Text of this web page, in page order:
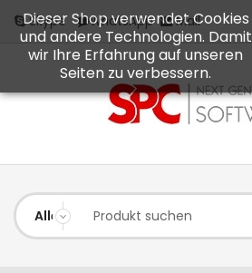
Skype WhatsApp Mail
Dieser Shop verwendet Cookies
und andere Technologien. Damit
wir Ihre Erfahrung auf unseren
Seiten zu verbessern.